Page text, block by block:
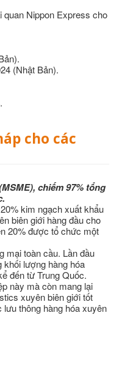
quan Nippon Express cho
(Nhật Bản).
cho các
chiếm 97% tổng
kim ngạch xuất khẩu
biên giới hàng đầu cho
20% được tổ chức một
mại toàn cầu. Lần đầu
lượng hàng hóa
đến từ Trung Quốc.
này mà còn mang lại
xuyên biên giới tốt
thông hàng hóa xuyên